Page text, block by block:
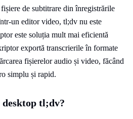
de subtitrare din înregistrările
un editor video, tl;dv nu este
este soluția mult mai eficientă
exportă transcrierile în formate
fișierelor audio și video, făcând
simplu și rapid.
desktop tl;dv?